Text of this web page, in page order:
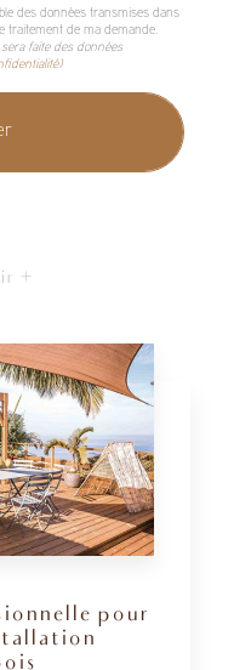
des données transmises dans
traitement de ma demande.
faite des données
)
+
pour